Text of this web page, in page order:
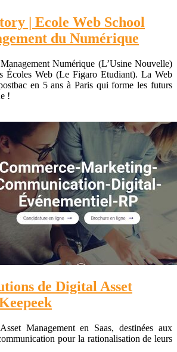
| Ecole Web School
du Numérique
Numérique (L’Usine Nouvelle)
Écoles Web (Le Figaro Etudiant). La Web
en 5 ans à Paris qui forme les futurs
!
de Digital Asset
Management en Saas, destinées aux
pour la rationalisation de leurs